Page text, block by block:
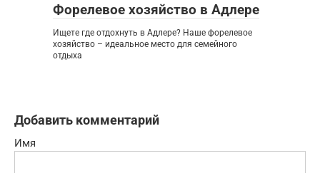
Форелевое хозяйство в Адлере
Ищете где отдохнуть в Адлере? Наше форелевое
хозяйство – идеальное место для семейного
отдыха
Добавить комментарий
Имя